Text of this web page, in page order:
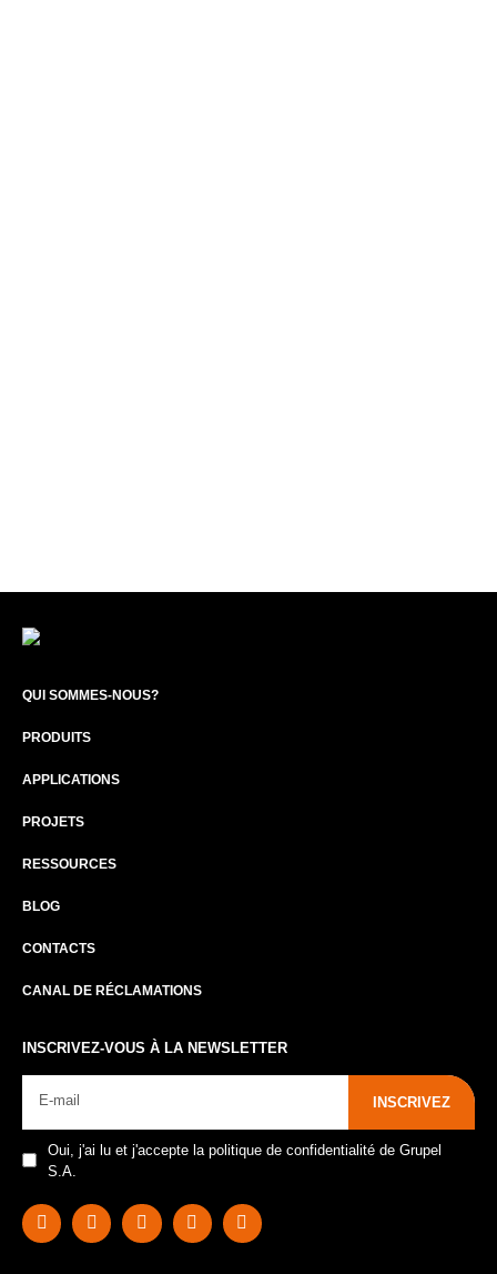
QUI SOMMES-NOUS?
PRODUITS
APPLICATIONS
PROJETS
RESSOURCES
BLOG
CONTACTS
CANAL DE RÉCLAMATIONS
INSCRIVEZ-VOUS À LA NEWSLETTER
INSCRIVEZ
Oui, j'ai lu et j'accepte la politique de confidentialité de Grupel
S.A.